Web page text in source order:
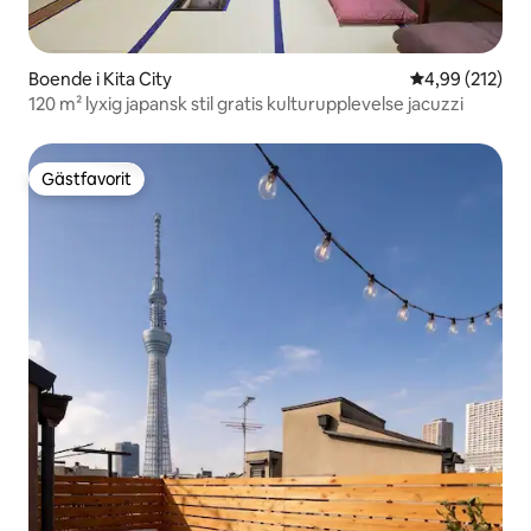
Boende i Kita City 4,99 av 5 i
4,99 (212)
120 m² lyxig japansk stil gratis kulturupplevelse jacuzzi
Gästfavorit
Gästfavorit